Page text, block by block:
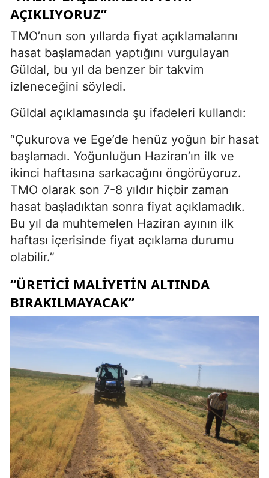
AÇIKLIYORUZ”
TMO’nun son yıllarda fiyat açıklamalarını
hasat başlamadan yaptığını vurgulayan
Güldal, bu yıl da benzer bir takvim
izleneceğini söyledi.
Güldal açıklamasında şu ifadeleri kullandı:
“Çukurova ve Ege’de henüz yoğun bir hasat
başlamadı. Yoğunluğun Haziran’ın ilk ve
ikinci haftasına sarkacağını öngörüyoruz.
TMO olarak son 7-8 yıldır hiçbir zaman
hasat başladıktan sonra fiyat açıklamadık.
Bu yıl da muhtemelen Haziran ayının ilk
haftası içerisinde fiyat açıklama durumu
olabilir.”
“ÜRETICI MALIYETIN ALTINDA
BIRAKILMAYACAK”